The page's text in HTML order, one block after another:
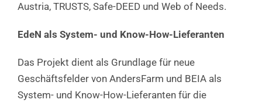
Austria, TRUSTS, Safe-DEED und Web of Needs.
EdeN als System- und Know-How-Lieferanten
Das Projekt dient als Grundlage für neue
Geschäftsfelder von AndersFarm und BEIA als
System- und Know-How-Lieferanten für die